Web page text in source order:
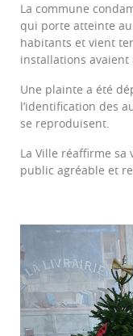
La commune
qui porte atteinte au
habitants et vient
installations
Une plainte a été
l’identification des
se reproduisent.
La Ville réaffirme sa
public agréable et